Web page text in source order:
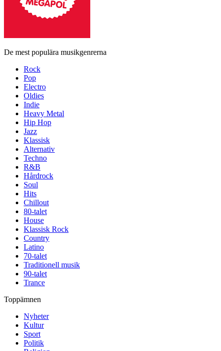
De mest populära musikgenrerna
Rock
Pop
Electro
Oldies
Indie
Heavy Metal
Hip Hop
Jazz
Klassisk
Alternativ
Techno
R&B
Hårdrock
Soul
Hits
Chillout
80-talet
House
Klassisk Rock
Country
Latino
70-talet
Traditionell musik
90-talet
Trance
Toppämnen
Nyheter
Kultur
Sport
Politik